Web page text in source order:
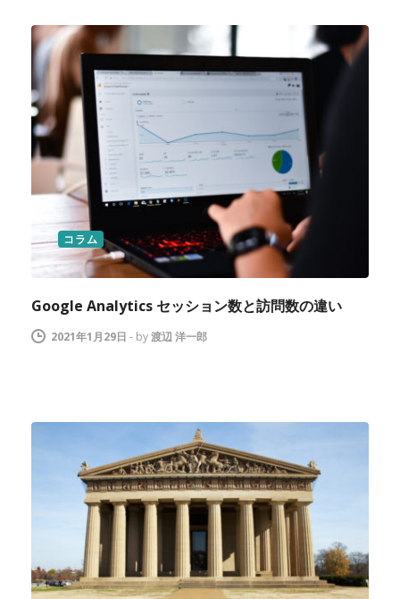
コラム
Google Analytics セッション数と訪問数の違い
2021年1月29日 - by渡辺 洋一郎